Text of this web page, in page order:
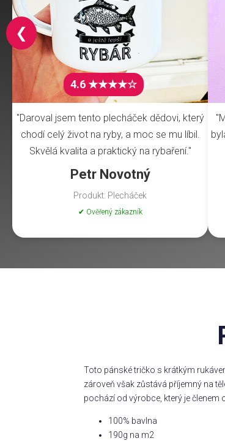
4.6 ★★★★☆
"Daroval jsem tento plecháček dědovi, který
chodí celý život na ryby, a moc se mu líbil.
Skvělá kvalita a praktický na rybaření."
Petr Novotný
Produkt: Plecháček
✔ Ověřený zákazník
❮
Toto pánské tričko s krátkým
zároveň však zůstává příjemný na
pochází od výrobce, který je
100% bavlna
190g na m2